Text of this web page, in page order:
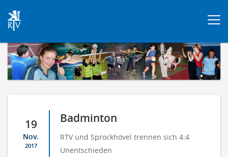
19
Nov.
2017
Badminton
RTV und Sprockhövel trennen sich 4:4
Unentschieden